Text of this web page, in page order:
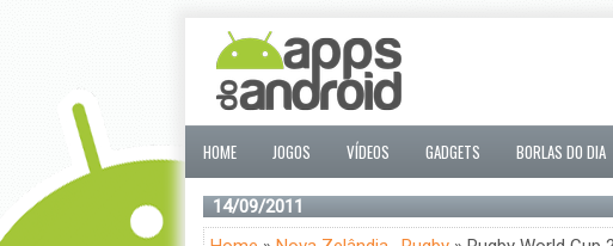
HOME JOGOS VÍDEOS GADGETS BORLAS DO DIA
14/09/2011